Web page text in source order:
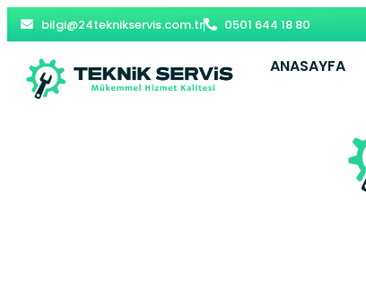
bilgi@24teknikservis.com.tr 0501 644 18 80
ANASAYFA